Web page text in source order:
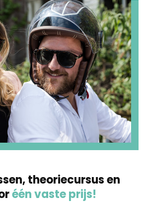
theoriecursus en
één vaste prijs!